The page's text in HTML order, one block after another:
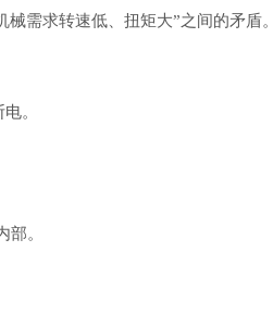
需求转速低、扭矩大”之间的矛盾。
。
。